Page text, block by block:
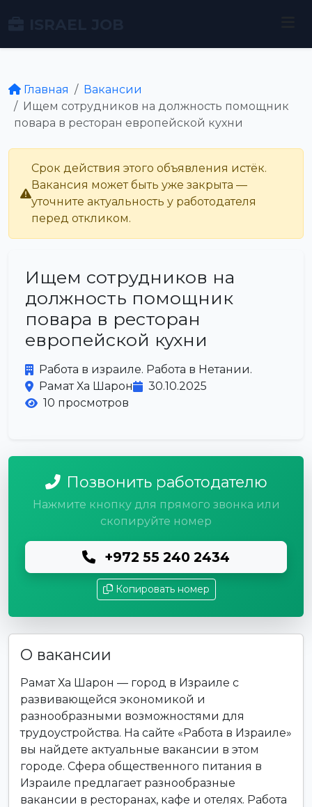
Главная
Вакансии
Ищем сотрудников на должность помощник
повара в ресторан европейской кухни
Срок действия этого объявления истёк.
Вакансия может быть уже закрыта —
уточните актуальность у работодателя
перед откликом.
Ищем сотрудников на
должность помощник
повара в ресторан
европейской кухни
Работа в израиле. Работа в Нетании.
Рамат Ха Шарон
30.10.2025
10 просмотров
Позвонить работодателю
Нажмите кнопку для прямого звонка или
скопируйте номер
+972 55 240 2434
Копировать номер
О вакансии
Рамат Ха Шарон — город в Израиле с
развивающейся экономикой и
разнообразными возможностями для
трудоустройства. На сайте «Работа в Израиле»
вы найдете актуальные вакансии в этом
городе. Сфера общественного питания в
Израиле предлагает разнообразные
вакансии в ресторанах, кафе и отелях. Работа